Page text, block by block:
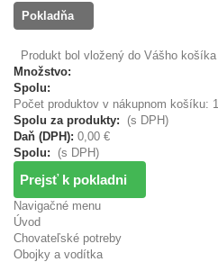
Pokladňa
Produkt bol vložený do Vášho košíka
Množstvo:
Spolu:
Počet produktov v nákupnom košíku: 1
Spolu za produkty:
(s DPH)
Daň (DPH): 0,00 €
Spolu:
(s DPH)
Prejsť k pokladni
Navigačné menu
Úvod
Chovateľské potreby
Obojky a vodítka